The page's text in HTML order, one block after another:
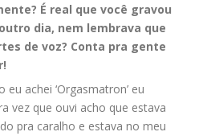
É real que você gravou
dia, nem lembrava que
de voz? Conta pra gente
achei ‘Orgasmatron’ eu
vez que ouvi acho que estava
pra caralho e estava no meu